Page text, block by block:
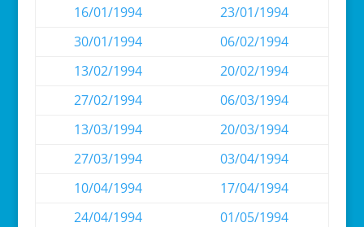
16/01/1994
23/01/1994
30/01/1994
06/02/1994
13/02/1994
20/02/1994
27/02/1994
06/03/1994
13/03/1994
20/03/1994
27/03/1994
03/04/1994
10/04/1994
17/04/1994
24/04/1994
01/05/1994